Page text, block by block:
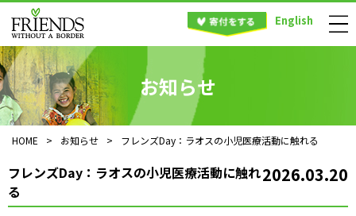
English
お知らせ
HOME > お知らせ > フレンズDay：ラオスの小児医療活動に触れる
フレンズDay：ラオスの小児医療活動に触れ
る
2026.03.20